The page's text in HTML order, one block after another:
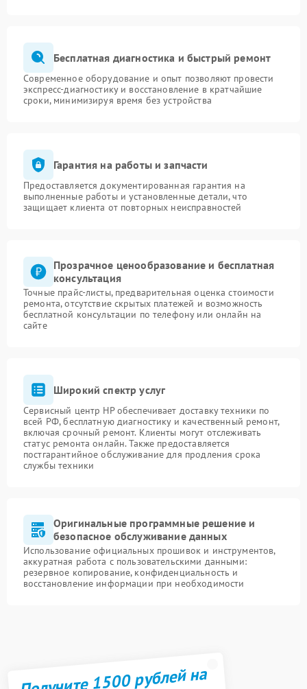
Бесплатная диагностика и быстрый ремонт
Современное оборудование и опыт позволяют провести
экспресс-диагностику и восстановление в кратчайшие
сроки, минимизируя время без устройства
Гарантия на работы и запчасти
Предоставляется документированная гарантия на
выполненные работы и установленные детали, что
защищает клиента от повторных неисправностей
Прозрачное ценообразование и бесплатная
консультация
Точные прайс-листы, предварительная оценка стоимости
ремонта, отсутствие скрытых платежей и возможность
бесплатной консультации по телефону или онлайн на
сайте
Широкий спектр услуг
Сервисный центр HP обеспечивает доставку техники по
всей РФ, бесплатную диагностику и качественный ремонт,
включая срочный ремонт. Клиенты могут отслеживать
статус ремонта онлайн. Также предоставляется
постгарантийное обслуживание для продления срока
службы техники
Оригинальные программные решение и
безопасное обслуживание данных
Использование официальных прошивок и инструментов,
аккуратная работа с пользовательскими данными:
резервное копирование, конфиденциальность и
восстановление информации при необходимости